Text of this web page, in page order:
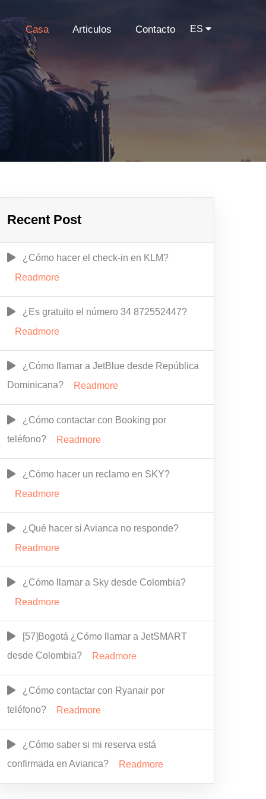
Casa Articulos Contacto ES
Recent Post
¿Cómo hacer el check-in en KLM?
Readmore
¿Es gratuito el número 34 872552447?
Readmore
¿Cómo llamar a JetBlue desde República
Dominicana?
Readmore
¿Cómo contactar con Booking por
teléfono?
Readmore
¿Cómo hacer un reclamo en SKY?
Readmore
¿Qué hacer si Avianca no responde?
Readmore
¿Cómo llamar a Sky desde Colombia?
Readmore
[57]Bogotá ¿Cómo llamar a JetSMART
desde Colombia?
Readmore
¿Cómo contactar con Ryanair por
teléfono?
Readmore
¿Cómo saber si mi reserva está
confirmada en Avianca?
Readmore